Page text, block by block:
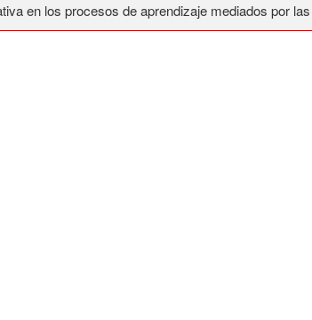
en los procesos de aprendizaje mediados por